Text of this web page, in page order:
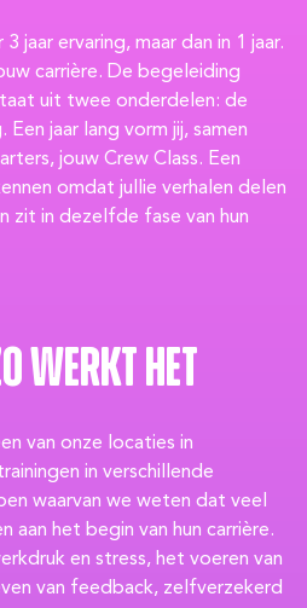
jaar ervaring, maar dan in 1 jaar.
carrière. De begeleiding
uit twee onderdelen: de
jaar lang vorm jij, samen
jouw Crew Class. Een
omdat jullie verhalen delen
zit in dezelfde fase van hun
werkt het
van onze locaties in
in verschillende
waarvan we weten dat veel
aan het begin van hun carrière.
en stress, het voeren van
van feedback, zelfverzekerd